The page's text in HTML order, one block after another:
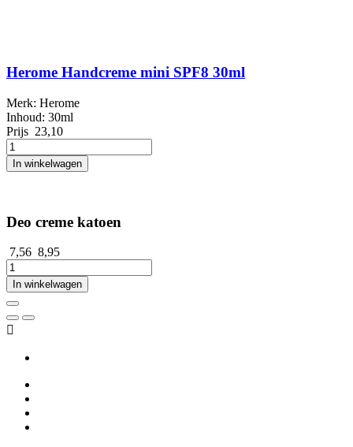
Herome Handcreme mini SPF8 30ml
Merk: Herome
Inhoud: 30ml
Prijs 23,10
In winkelwagen
Deo creme katoen
7,56 8,95
In winkelwagen
